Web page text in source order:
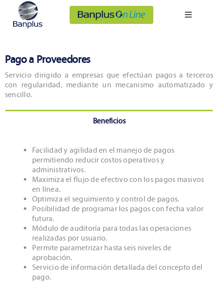
Saltar
contenido
Banplus On Line
Toggle
Empresas
Pago a Proveedores
Servicio dirigido a empresas que efectúan pagos a terceros
con regularidad, mediante un mecanismo automatizado y
sencillo.
Beneficios
Facilidad y agilidad en el manejo de pagos
permitiendo reducir costos operativos y
administrativos.
Maximiza el flujo de efectivo con los pagos masivos
en línea.
Optimiza el seguimiento y control de pagos.
Posibilidad de programar los pagos con fecha valor
futura.
Módulo de auditoría para todas las operaciones
realizadas por usuario.
Permite parametrizar hasta seis niveles de
aprobación.
Servicio de información detallada del concepto del
pago.